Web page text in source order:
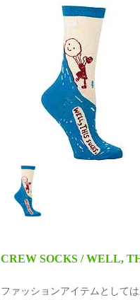
CREW SOCKS / WELL,
ファッションアイテムとして